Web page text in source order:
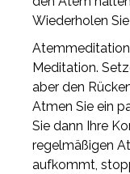
Wiederholen
Meditation.
aber den
Atmen Sie ein
Sie dann Ihre
regelmäßigen
aufkommt,